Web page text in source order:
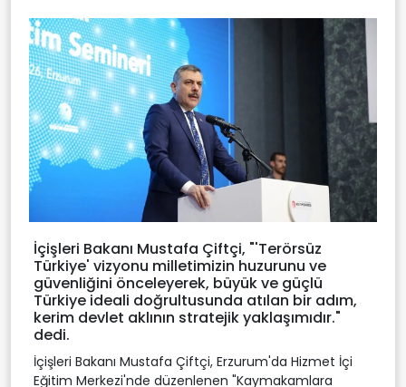
İçişleri Bakanı Mustafa Çiftçi, "'Terörsüz
Türkiye' vizyonu milletimizin huzurunu ve
güvenliğini önceleyerek, büyük ve güçlü
Türkiye ideali doğrultusunda atılan bir adım,
kerim devlet aklının stratejik yaklaşımıdır."
dedi.
İçişleri Bakanı Mustafa Çiftçi, Erzurum'da Hizmet İçi
Eğitim Merkezi'nde düzenlenen "Kaymakamlara